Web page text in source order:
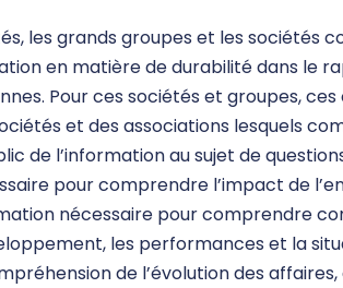
les grands groupes et les sociétés
en matière de durabilité dans le
Pour ces sociétés et groupes,
et des associations lesquels
de l’information au sujet de
pour comprendre l’impact de
nécessaire pour comprendre
les performances et la
de l’évolution des